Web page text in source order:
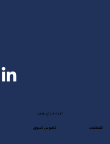
عن ستيدي بيس
قاموس السوق القطاعات